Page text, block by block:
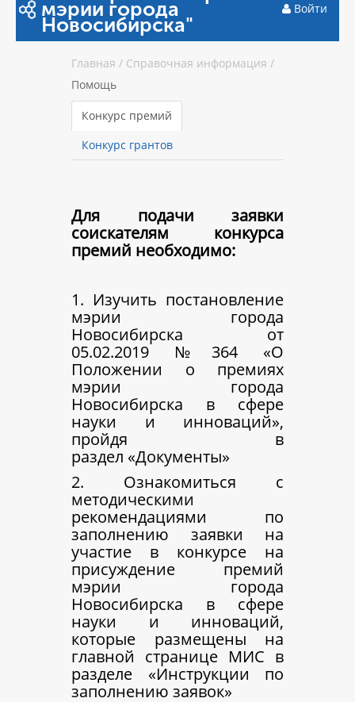
мэрии города
Новосибирска"
Войти
Главная / Справочная информация /
Помощь
Конкурс премий
Конкурс грантов
Для подачи заявки
соискателям конкурса
премий необходимо:
1. Изучить постановление
мэрии города
Новосибирска от
05.02.2019 №364 «О
Положении о премиях
мэрии города
Новосибирска в сфере
науки и инноваций»,
пройдя в
раздел «Документы»
2. Ознакомиться с
методическими
рекомендациями по
заполнению заявки на
участие в конкурсе на
присуждение премий
мэрии города
Новосибирска в сфере
науки и инноваций,
которые размещены на
главной странице МИС в
разделе «Инструкции по
заполнению заявок»